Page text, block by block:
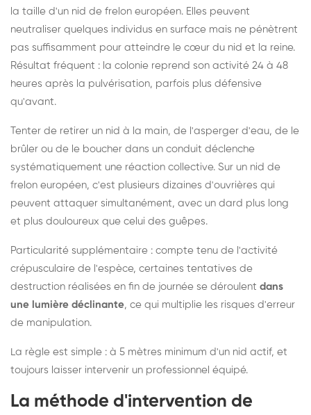
la taille d'un nid de frelon européen. Elles peuvent
neutraliser quelques individus en surface mais ne pénètrent
pas suffisamment pour atteindre le cœur du nid et la reine.
Résultat fréquent : la colonie reprend son activité 24 à 48
heures après la pulvérisation, parfois plus défensive
qu'avant.
Tenter de retirer un nid à la main, de l'asperger d'eau, de le
brûler ou de le boucher dans un conduit déclenche
systématiquement une réaction collective. Sur un nid de
frelon européen, c'est plusieurs dizaines d'ouvrières qui
peuvent attaquer simultanément, avec un dard plus long
et plus douloureux que celui des guêpes.
Particularité supplémentaire : compte tenu de l'activité
crépusculaire de l'espèce, certaines tentatives de
destruction réalisées en fin de journée se déroulent dans
une lumière déclinante, ce qui multiplie les risques d'erreur
de manipulation.
La règle est simple : à 5 mètres minimum d'un nid actif, et
toujours laisser intervenir un professionnel équipé.
La méthode d'intervention de